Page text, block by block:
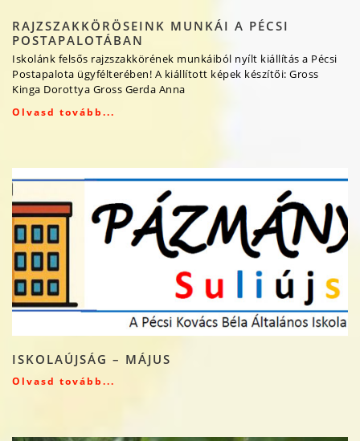
RAJZSZAKKÖRÖSEINK MUNKÁI A PÉCSI
POSTAPALOTÁBAN
Iskolánk felsős rajzszakkörének munkáiból nyílt kiállítás a Pécsi
Postapalota ügyfélterében! A kiállított képek készítői: Gross
Kinga Dorottya Gross Gerda Anna
Olvasd tovább...
ISKOLAÚJSÁG – MÁJUS
Olvasd tovább...